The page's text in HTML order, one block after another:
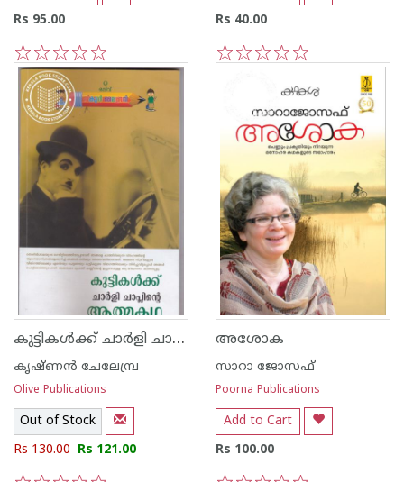
Rs 95.00
5
4
3
2
1
Rs 40.00
കുട്ടികള്‍ക്ക് ചാര്‍ളി ചാപ്ലിന്റെ ആത്മകഥ
കൃഷ്ണന്‍ ചേലേമ്പ്ര
Olive Publications
Out of Stock
Rs 130.00 Rs 121.00
അശോക
സാറാ ജോസഫ്
Poorna Publications
Add to Cart
Rs 100.00